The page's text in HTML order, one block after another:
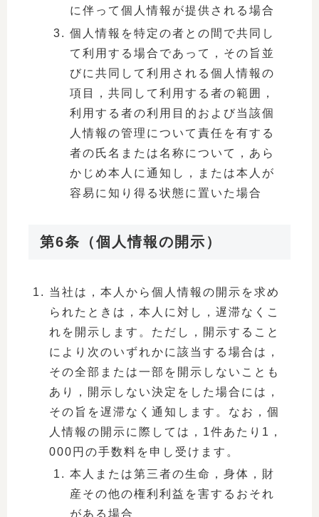
に伴って個人情報が提供される場合
個人情報を特定の者との間で共同し
て利用する場合であって，その旨並
びに共同して利用される個人情報の
項目，共同して利用する者の範囲，
利用する者の利用目的および当該個
人情報の管理について責任を有する
者の氏名または名称について，あら
かじめ本人に通知し，または本人が
容易に知り得る状態に置いた場合
第6条（個人情報の開示）
当社は，本人から個人情報の開示を求め
られたときは，本人に対し，遅滞なくこ
れを開示します。ただし，開示すること
により次のいずれかに該当する場合は，
その全部または一部を開示しないことも
あり，開示しない決定をした場合には，
その旨を遅滞なく通知します。なお，個
人情報の開示に際しては，1件あたり1，
000円の手数料を申し受けます。
本人または第三者の生命，身体，財
産その他の権利利益を害するおそれ
がある場合